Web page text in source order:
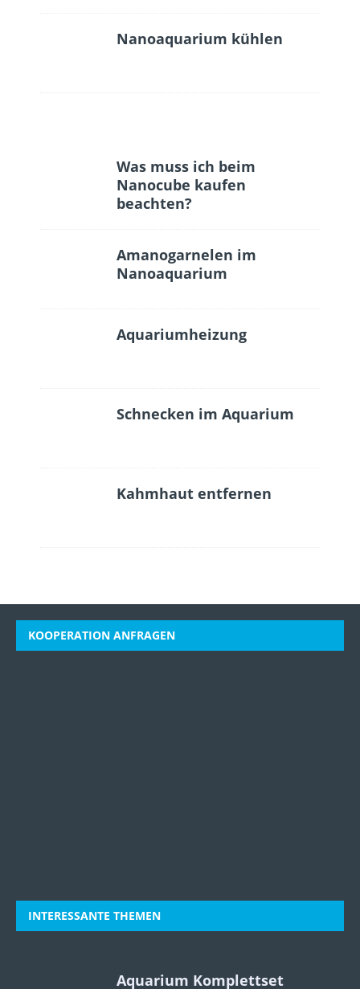
Nanoaquarium kühlen
Was muss ich beim
Nanocube kaufen
beachten?
Amanogarnelen im
Nanoaquarium
Aquariumheizung
Schnecken im Aquarium
Kahmhaut entfernen
KOOPERATION ANFRAGEN
INTERESSANTE THEMEN
Aquarium Komplettset